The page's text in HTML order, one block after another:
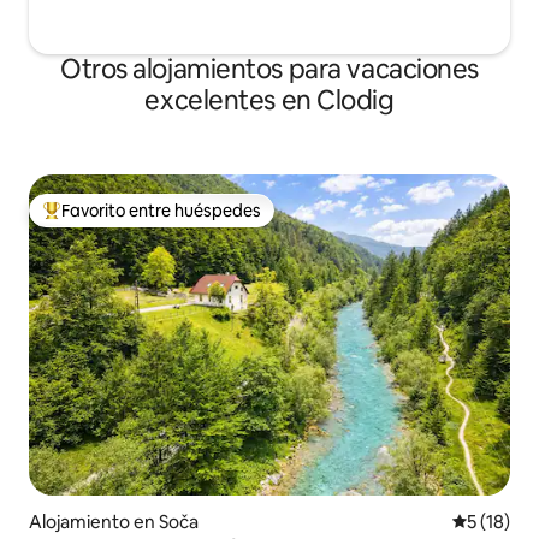
musicales y culinarios.
Otros alojamientos para vacaciones
excelentes en Clodig
Favorito entre huéspedes preferido
Favorito entre huéspedes
Alojamiento en Soča
5 (18)